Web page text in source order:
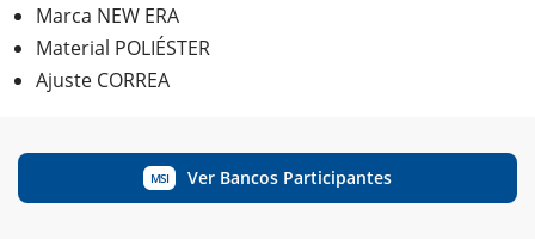
Marca NEW ERA
Material POLIÉSTER
Ajuste CORREA
MSI Ver Bancos Participantes